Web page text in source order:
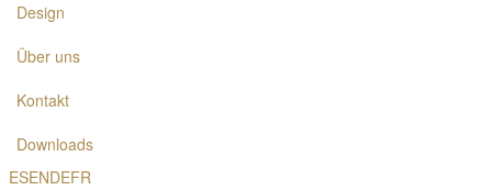
Design
Über uns
Kontakt
Downloads
ESENDEFR